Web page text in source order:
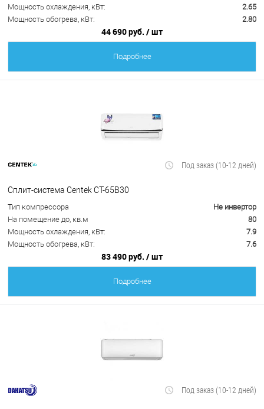
Мощность охлаждения, кВт:
2.65
Мощность обогрева, кВт:
2.80
44 690 руб. / шт
Подробнее
Под заказ (10-12 дней)
Сплит-система Centek CT-65B30
Тип компрессора
Не инвертор
На помещение до, кв.м
80
Мощность охлаждения, кВт:
7.9
Мощность обогрева, кВт:
7.6
83 490 руб. / шт
Подробнее
Под заказ (10-12 дней)